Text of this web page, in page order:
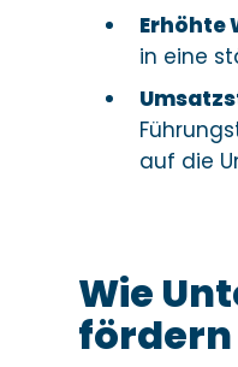
Erhöhte
in eine
auf die
Wie